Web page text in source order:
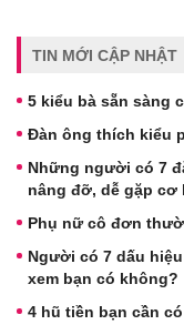
TIN MỚI CẬP NHẬT
5 kiểu bà sẵn sàng
Đàn ông thích kiểu
Những người có 7
nâng đỡ, dễ gặp
Phụ nữ cô đơn
Người có 7 dấu
xem bạn có không?
4 hũ tiền bạn cần